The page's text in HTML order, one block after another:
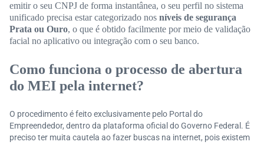
emitir o seu CNPJ de forma instantânea, o seu perfil no sistema
unificado precisa estar categorizado nos níveis de segurança
Prata ou Ouro, o que é obtido facilmente por meio de validação
facial no aplicativo ou integração com o seu banco.
Como funciona o processo de abertura
do MEI pela internet?
O procedimento é feito exclusivamente pelo Portal do
Empreendedor, dentro da plataforma oficial do Governo Federal. É
preciso ter muita cautela ao fazer buscas na internet, pois existem